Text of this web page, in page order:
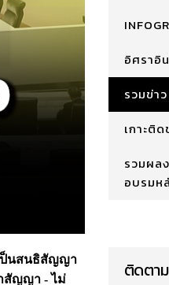
ป็นสนธิสัญญา
สัญญา - ไม่
อิศราอิ
รวมข่าว
เกาะติ
รวมผล
อบรมห
ติดตาม